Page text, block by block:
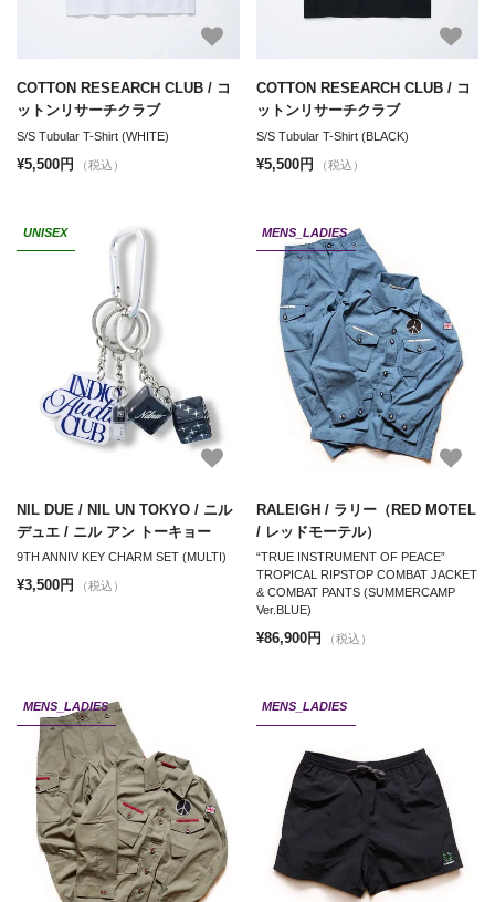
COTTON RESEARCH CLUB / コ
ットンリサーチクラブ
S/S Tubular T-Shirt (WHITE)
¥5,500円 （税込）
COTTON RESEARCH CLUB / コ
ットンリサーチクラブ
S/S Tubular T-Shirt (BLACK)
¥5,500円 （税込）
UNISEX
NIL DUE / NIL UN TOKYO / ニル
デュエ / ニル アン トーキョー
9TH ANNIV KEY CHARM SET (MULTI)
¥3,500円 （税込）
MENS_LADIES
RALEIGH / ラリー（RED MOTEL
/ レッドモーテル）
“TRUE INSTRUMENT OF PEACE”
TROPICAL RIPSTOP COMBAT JACKET
& COMBAT PANTS (SUMMERCAMP
Ver.BLUE)
¥86,900円 （税込）
MENS_LADIES MENS_LADIES